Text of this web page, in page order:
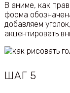
В аниме, как
форма
добавляем
акцентировать
ШАГ 5